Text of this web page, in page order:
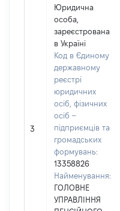
3
Юридична
особа,
зареєстрована
в Україні
Код в Єдиному
державному
реєстрі
юридичних
осіб, фізичних
осіб –
підприємців та
громадських
формувань:
13358826
Найменування:
ГОЛОВНЕ
УПРАВЛІННЯ